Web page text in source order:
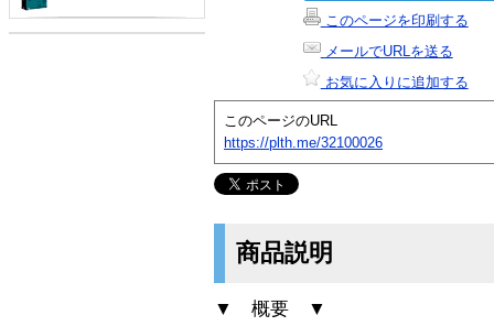
このページを印刷する
メールでURLを送る
お気に入りに追加する
このページのURL
https://plth.me/32100026
商品説明
▼ 概要 ▼